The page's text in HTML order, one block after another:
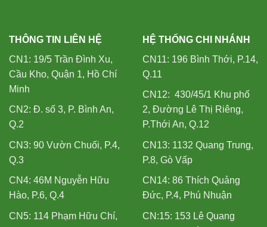
THÔNG TIN LIÊN HỆ
CN1: 19/5 Trần Đình Xu,
Cầu Kho, Quận 1, Hồ Chí
Minh
CN2: Đ. số 3, P. Bình An,
Q.2
CN3: 90 Vườn Chuối, P.4,
Q.3
CN4: 46M Nguyễn Hữu
Hào, P.6, Q.4
CN5: 114 Phạm Hữu Chí,
HỆ THỐNG CHI NHÁNH
CN11: 196 Bình Thới, P.14,
Q.11
CN12: 430/45/1 Khu phố
2, Đường Lê Thị Riêng,
P.Thới An, Q.12
CN13: 1132 Quang Trung,
P.8, Gò Vấp
CN14: 86 Thích Quảng
Đức, P.4, Phú Nhuận
CN:15: 153 Lê Quang